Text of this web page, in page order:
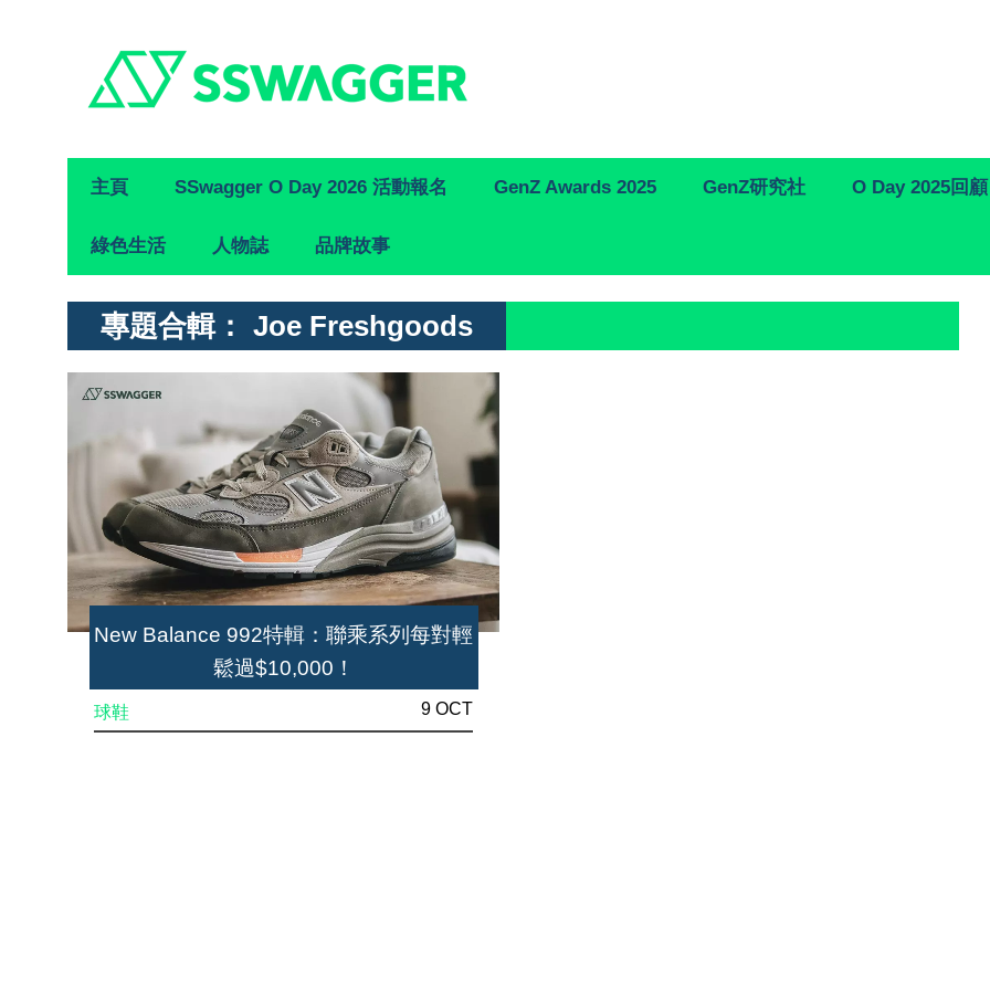
Primary
Navigation
主頁 SSwagger O Day 2026 活動報名 GenZ Awards 2025 GenZ研究社 O Day 2025回顧
綠色生活 人物誌 品牌故事
專題合輯： Joe Freshgoods
New Balance 992特輯：聯乘系列每對輕
鬆過$10,000！
球鞋 9 OCT